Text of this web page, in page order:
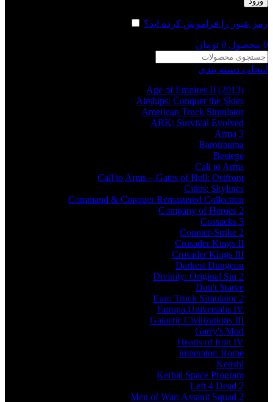
رمز عبور را فراموش کرده اید؟
0 محصول 0 تومان
انتخاب دسته بندی
Age of Empires II (2013)
Airships: Conquer the Skies
American Truck Simulator
ARK: Survival Evolved
Arma 3
Barotrauma
Besiege
Call to Arms
Call to Arms – Gates of Hell: Ostfront
Cities: Skylines
Command & Conquer Remastered Collection
Company of Heroes 2
Cossacks 3
Counter-Strike 2
Crusader Kings II
Crusader Kings III
Darkest Dungeon
Divinity: Original Sin 2
Don't Starve
Euro Truck Simulator 2
Europa Universalis IV
Galactic Civilizations III
Garry's Mod
Hearts of Iron IV
Imperator: Rome
Kenshi
Kerbal Space Program
Left 4 Dead 2
Men of War: Assault Squad 2